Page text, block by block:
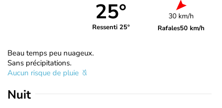
25°
Ressenti 25°
30 km/h
Rafales50 km/h
Beau temps peu nuageux.
Sans précipitations.
Aucun risque de pluie
Nuit